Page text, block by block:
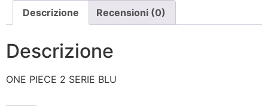
Descrizione Recensioni (0)
Descrizione
ONE PIECE 2 SERIE BLU